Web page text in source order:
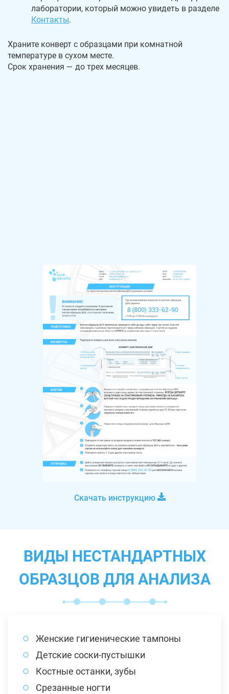
лаборатории, который можно увидеть в разделе
Контакты.
Храните конверт с образцами при комнатной
температуре в сухом месте.
Срок хранения — до трех месяцев.
Скачать инструкцию
ВИДЫ НЕСТАНДАРТНЫХ
ОБРАЗЦОВ ДЛЯ АНАЛИЗА
Женские гигиенические тампоны
Детские соски-пустышки
Костные останки, зубы
Срезанные ногти